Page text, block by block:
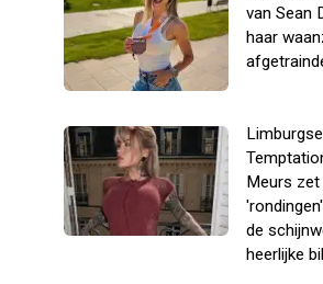
van Sean
haar
Meurs zet
de
heerlijke